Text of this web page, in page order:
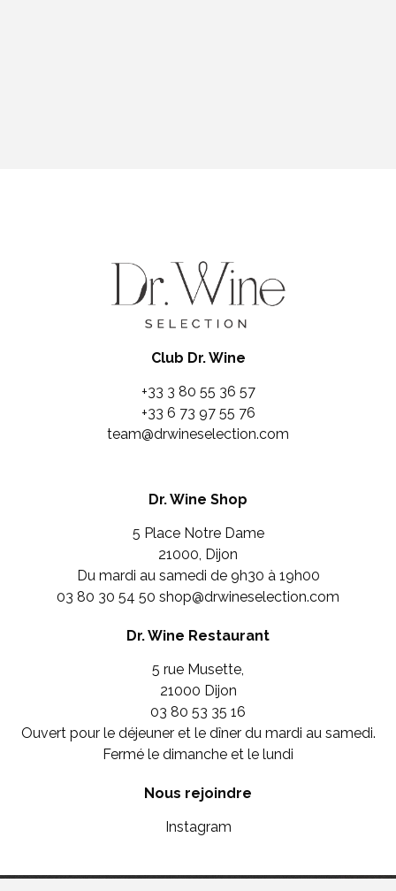
Club Dr. Wine
+33 3 80 55 36 57
+33 6 73 97 55 76
team@drwineselection.com
Dr. Wine Shop
5 Place Notre Dame
21000, Dijon
Du mardi au samedi de 9h30 à 19h00
03 80 30 54 50 shop@drwineselection.com
Dr. Wine Restaurant
5 rue Musette,
21000 Dijon
03 80 53 35 16
Ouvert pour le déjeuner et le dîner du mardi au samedi.
Fermé le dimanche et le lundi
Nous rejoindre
Instagram